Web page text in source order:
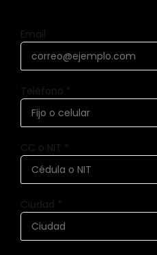
Email
Teléfono *
CC o NIT *
Ciudad *